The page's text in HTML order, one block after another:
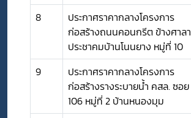
8
ประกาศราคากลางโครงการ
ก่อสร้างถนนคอนกรีต ข้างศาลา
ประชาคมบ้านโนนยาง หมู่ที่ 10
9
ประกาศราคากลางโครงการ
ก่อสร้างรางระบายน้ำ คสล. ซอย
106 หมู่ที่ 2 บ้านหนองมุม